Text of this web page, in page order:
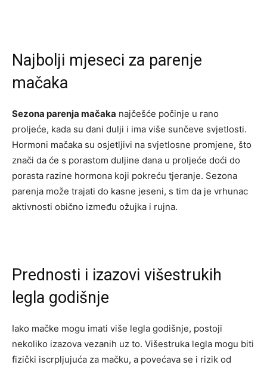
Najbolji mjeseci za parenje
mačaka
Sezona parenja mačaka najčešće počinje u rano
proljeće, kada su dani dulji i ima više sunčeve svjetlosti.
Hormoni mačaka su osjetljivi na svjetlosne promjene, što
znači da će s porastom duljine dana u proljeće doći do
porasta razine hormona koji pokreću tjeranje. Sezona
parenja može trajati do kasne jeseni, s tim da je vrhunac
aktivnosti obično između ožujka i rujna.
Prednosti i izazovi višestrukih
legla godišnje
Iako mačke mogu imati više legla godišnje, postoji
nekoliko izazova vezanih uz to. Višestruka legla mogu biti
fizički iscrpljujuća za mačku, a povećava se i rizik od